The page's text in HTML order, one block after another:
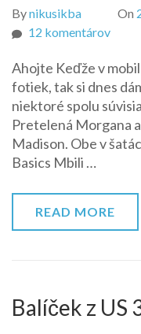
Bynikusikba On
12 komentárovna
Ahojte Keďže v
fotiek, tak si dnes
niektoré spolu
Pretelená Morgana
Madison. Obe v
Basics Mbili …
READ MORE
Balíček z US